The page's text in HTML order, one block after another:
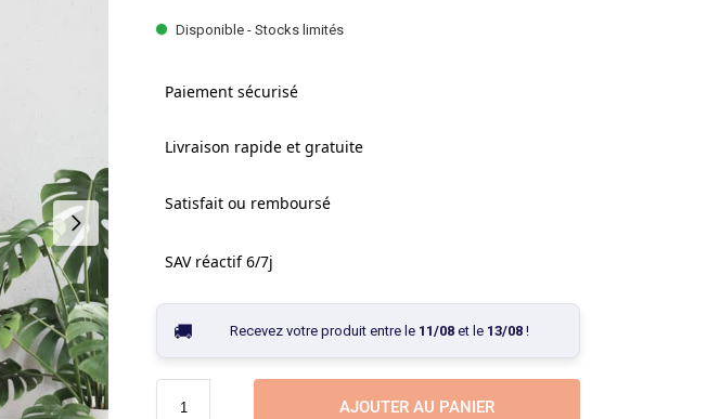
Disponible - Stocks limités
Paiement sécurisé
Livraison rapide et gratuite
Satisfait ou remboursé
SAV réactif 6/7j
Recevez votre produit entre le 11/08et le 13/08!
AJOUTER AU PANIER